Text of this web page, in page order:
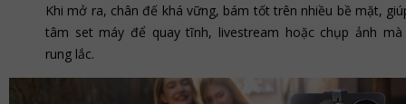
Khi mở ra, chân đế khá vững, bám tốt trên nhiều bề mặt,
tâm set máy để quay tĩnh, livestream hoặc chụp ảnh
rung lắc.